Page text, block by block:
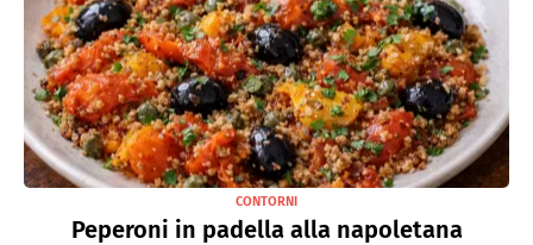
CONTORNI
Peperoni in padella alla napoletana